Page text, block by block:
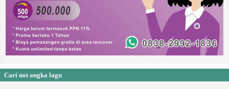
Cari not angka lagu